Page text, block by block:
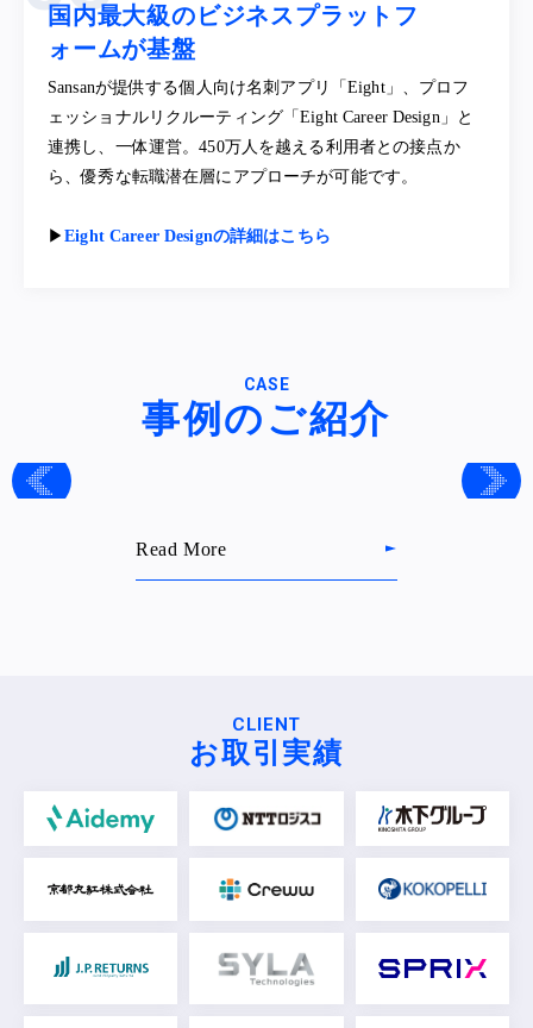
国内最大級のビジネスプラットフ
ォームが基盤
Sansanが提供する個人向け名刺アプリ「Eight」、プロフ
ェッショナルリクルーティング「Eight Career Design」と
連携し、一体運営。450万人を越える利用者との接点か
ら、優秀な転職潜在層にアプローチが可能です。
▶︎Eight Career Designの詳細はこちら
CASE
事例のご紹介
Read More
CLIENT
お取引実績